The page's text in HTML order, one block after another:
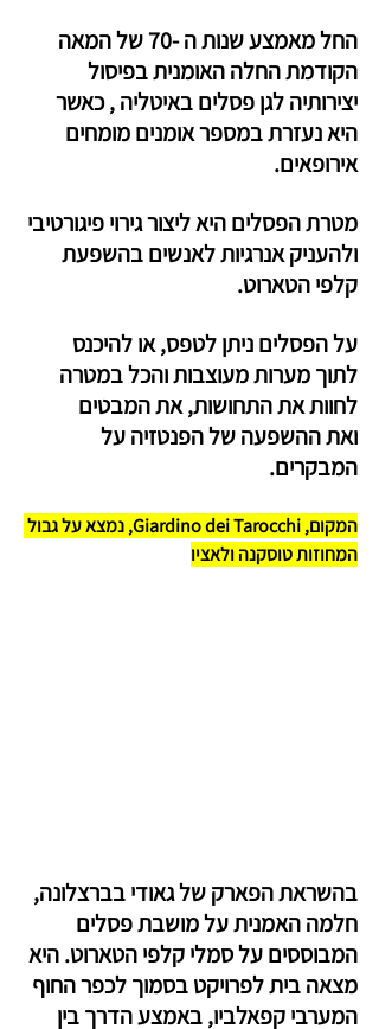
החל מאמצע שנות ה -70 של המאה
הקודמת החלה האומנית בפיסול
יצירותיה לגן פסלים באיטליה , כאשר
היא נעזרת במספר אומנים מומחים
אירופאים.
מטרת הפסלים היא ליצור גירוי פיגורטיבי
ולהעניק אנרגיות לאנשים בהשפעת
קלפי הטארוט.
על הפסלים ניתן לטפס, או להיכנס
לתוך מערות מעוצבות והכל במטרה
לחוות את התחושות, את המבטים
ואת ההשפעה של הפנטזיה על
המבקרים.
המקום, Giardino dei Tarocchi, נמצא על גבול
המחוזות טוסקנה ולאציו
בהשראת הפארק של גאודי בברצלונה,
חלמה האמנית על מושבת פסלים
המבוססים על סמלי קלפי הטארוט. היא
מצאה בית לפרויקט בסמוך לכפר החוף
המערבי קפאלביו, באמצע הדרך בין